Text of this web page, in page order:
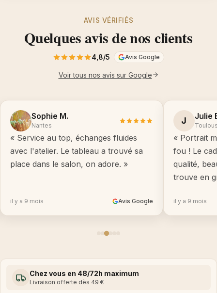
AVIS VÉRIFIÉS
Quelques avis de nos clients
4,8/5 Avis Google
Voir tous nos avis sur Google
Sophie M.
Nantes
« Service au top, échanges fluides
avec l'atelier. Le tableau a trouvé sa
place dans le salon, on adore. »
il y a 9 mois Avis Google
J Julie
« Portrait
fou ! Le
qualité,
trouve en
il y a 9 mois
Chez vous en 48/72h maximum
Livraison offerte dès 49 €